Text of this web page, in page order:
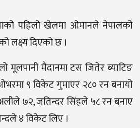
पहिलो खेलमा ओमानले नेपालको
लक्ष्य दिएको छ ।
मूलपानी मैदानमा टस जितेर ब्याटिङ
९ विकेट गुमाएर २८० रन बनायो
७२, जतिन्दर सिंहले ५८ रन बनाए
४ विकेट लिए ।